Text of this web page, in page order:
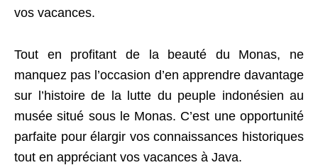
vos vacances.
Tout en profitant de la beauté du Monas, ne
manquez pas l’occasion d’en apprendre davantage
sur l’histoire de la lutte du peuple indonésien au
musée situé sous le Monas. C’est une opportunité
parfaite pour élargir vos connaissances historiques
tout en appréciant vos vacances à Java.